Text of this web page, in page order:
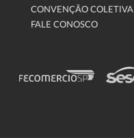
CONVENÇÃO COLETIVA
FALE CONOSCO